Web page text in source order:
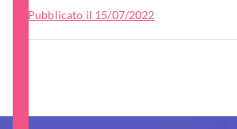
Pubblicato il 15/07/2022